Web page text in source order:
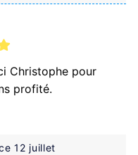
Christophe pour
profité.
12 juillet